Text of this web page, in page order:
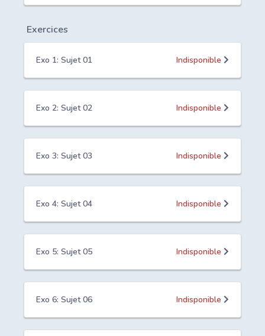
Exercices
Exo 1: Sujet 01 Indisponible
Exo 2: Sujet 02 Indisponible
Exo 3: Sujet 03 Indisponible
Exo 4: Sujet 04 Indisponible
Exo 5: Sujet 05 Indisponible
Exo 6: Sujet 06 Indisponible